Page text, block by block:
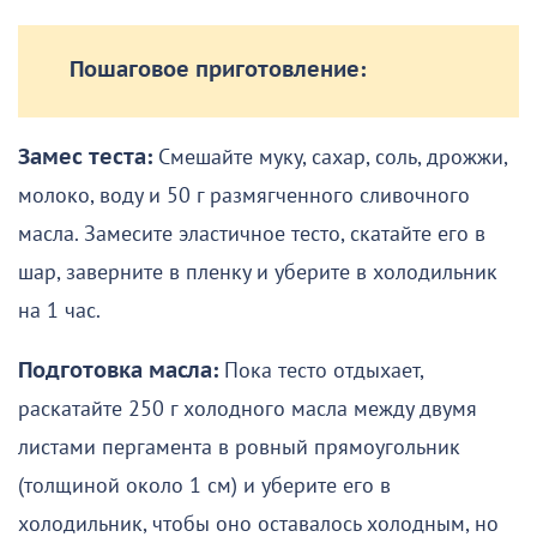
Пошаговое приготовление:
Замес теста: Смешайте муку, сахар, соль, дрожжи,
молоко, воду и 50 г размягченного сливочного
масла. Замесите эластичное тесто, скатайте его в
шар, заверните в пленку и уберите в холодильник
на 1 час.
Подготовка масла: Пока тесто отдыхает,
раскатайте 250 г холодного масла между двумя
листами пергамента в ровный прямоугольник
(толщиной около 1 см) и уберите его в
холодильник, чтобы оно оставалось холодным, но